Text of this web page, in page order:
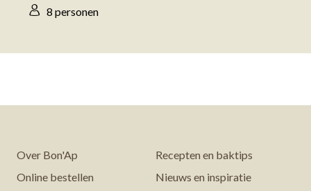
8 personen
Over Bon'Ap
Recepten en baktips
Online bestellen
Nieuws en inspiratie